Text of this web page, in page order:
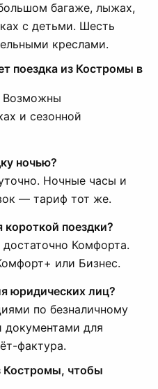
багаже, лыжах,
с детьми. Шесть
креслами.
поездка из Костромы в
Возможны
и сезонной
ночью?
Ночные часы и
— тариф тот же.
поездки?
Комфорта.
или Бизнес.
юридических лиц?
по безналичному
для
фактура.
Костромы, чтобы